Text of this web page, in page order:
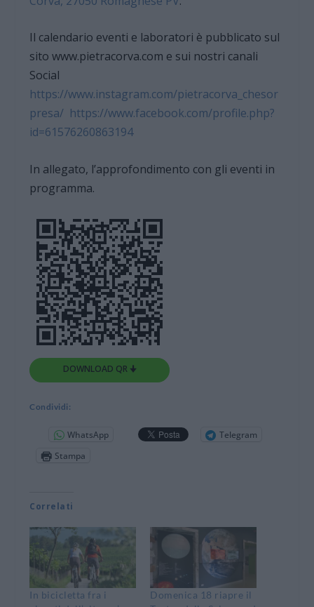
Il calendario eventi e laboratori è pubblicato sul
sito www.pietracorva.com e sui nostri canali
Social
https://www.instagram.com/pietracorva_chesor
presa/ https://www.facebook.com/profile.php?
id=61576260863194
In allegato, l’approfondimento con gli eventi in
programma.
DOWNLOAD QR 🠋
Condividi:
WhatsApp
Telegram
Stampa
Correlati
In bicicletta fra i
Domenica 18 riapre il